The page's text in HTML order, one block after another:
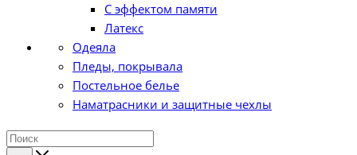
С эффектом памяти
Латекс
Одеяла
Пледы, покрывала
Постельное белье
Наматрасники и защитные чехлы